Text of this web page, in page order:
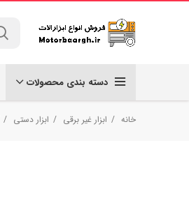
دسته بندی محصولات
خانه ابزار غیر برقی ابزار دستی